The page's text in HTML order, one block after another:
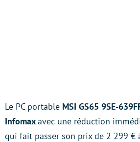
Le PC portable MSI GS65 9SE-
Infomaxavec une réduction
qui fait passer son prix de 2 299 €